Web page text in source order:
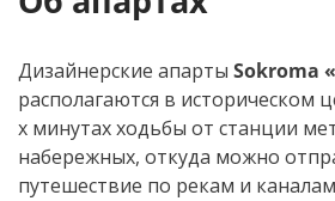
Дизайнерские апарты Sokroma
располагаются в историческом
х минутах ходьбы от станции
набережных, откуда можно
путешествие по рекам и